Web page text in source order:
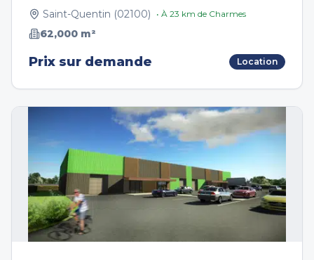
Saint-Quentin (02100) • À 23 km de Charmes
62,000 m²
Prix sur demande Location